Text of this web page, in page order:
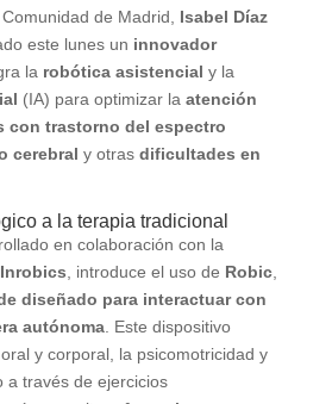
de Madrid, Isabel Díaz
este lunes un innovador
la robótica asistencial y la
(IA) para optimizar la atención
con trastorno del espectro
cerebral y otrasdificultades en
a la terapia tradicional
en colaboración con la
, introduce el uso de Robic,
diseñado para interactuar con
autónoma. Este dispositivo
y corporal, la psicomotricidad y
a través de ejercicios